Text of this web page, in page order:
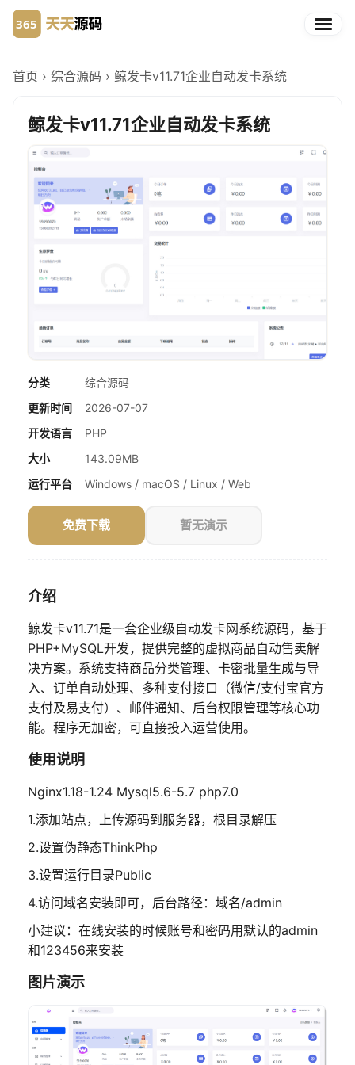
首页 › 综合源码 › 鲸发卡v11.71企业自动发卡系统
鲸发卡v11.71企业自动发卡系统
分类
综合源码
更新时间
2026-07-07
开发语言
PHP
大小
143.09MB
运行平台
Windows / macOS / Linux / Web
免费下载 暂无演示
介绍
鲸发卡v11.71是一套企业级自动发卡网系统源码，基于
PHP+MySQL开发，提供完整的虚拟商品自动售卖解
决方案。系统支持商品分类管理、卡密批量生成与导
入、订单自动处理、多种支付接口（微信/支付宝官方
支付及易支付）、邮件通知、后台权限管理等核心功
能。程序无加密，可直接投入运营使用。
使用说明
Nginx1.18-1.24 Mysql5.6-5.7 php7.0
1.添加站点，上传源码到服务器，根目录解压
2.设置伪静态ThinkPhp
3.设置运行目录Public
4.访问域名安装即可，后台路径：域名/admin
小建议：在线安装的时候账号和密码用默认的admin
和123456来安装
图片演示